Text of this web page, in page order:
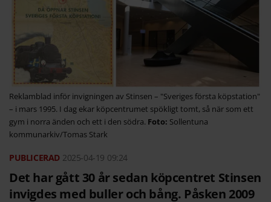
Reklamblad inför invigningen av Stinsen – "Sveriges första köpstation"
– i mars 1995. I dag ekar köpcentrumet spökligt tomt, så när som ett
gym i norra änden och ett i den södra.
Sollentuna
kommunarkiv/Tomas Stark
2025-04-19 09:24
Det har gått 30 år sedan köpcentret Stinsen
invigdes med buller och bång. Påsken 2009